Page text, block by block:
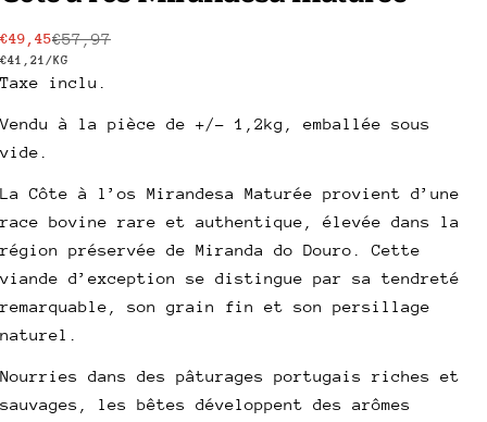
Prix
de
€49,45
Prix
habituel
€57,97
PRIX
UNITAIRE
€41,21/PAR
KG
Taxe inclu.
Vendu à la pièce de +/- 1,2kg, emballée sous
vide.
La Côte à l’os Mirandesa Maturée provient d’une
race bovine rare et authentique, élevée dans la
région préservée de Miranda do Douro. Cette
viande d’exception se distingue par sa tendreté
remarquable, son grain fin et son persillage
naturel.
Nourries dans des pâturages portugais riches et
sauvages, les bêtes développent des arômes
Partager ce produit
PartagerPartagerÉpingler
Votre
nom
email
Votre
message